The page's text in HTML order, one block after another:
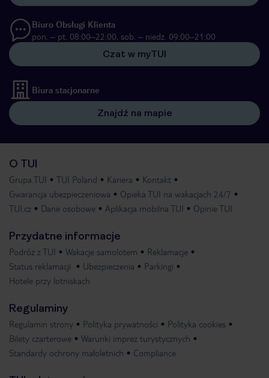
Biuro Obsługi Klienta
pon. – pt. 08:00–22:00, sob. – niedz. 09:00–21:00
Czat w myTUI
Biura stacjonarne
Znajdź na mapie
O TUI
Grupa TUI TUI Poland Kariera
Kontakt
Gwarancja ubezpieczeniowa
Opieka TUI na wakacjach 24/7
TUI.cz
Dane osobowe Aplikacja mobilna TUI Opinie TUI
Przydatne informacje
Podróż z TUI Wakacje samolotem
Reklamacje
Status reklamacji
Ubezpieczenia
Parkingi
Hotele przy lotniskach
Regulaminy
Regulamin strony Polityka prywatności
Polityka cookies
Bilety czarterowe
Warunki imprez turystycznych
Standardy ochrony małoletnich
Compliance